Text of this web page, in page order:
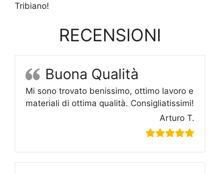
Tribiano!
RECENSIONI
Buona Qualità
Mi sono trovato benissimo, ottimo lavoro e
materiali di ottima qualità. Consigliatissimi!
Arturo T.